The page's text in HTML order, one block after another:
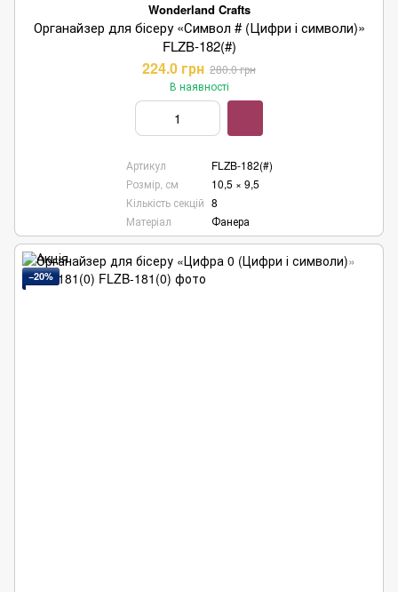
Wonderland Crafts
Органайзер для бісеру «Символ # (Цифри і символи)»
FLZB-182(#)
224.0 грн 280.0 грн
В наявності
Артикул
FLZB-182(#)
Розмір, см
10,5 × 9,5
Кількість секцій 8
Матеріал
Фанера
−20%